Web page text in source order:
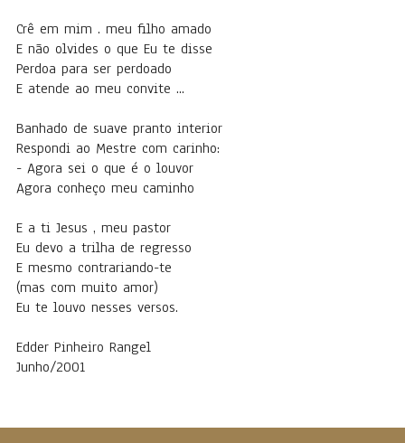
Crê em mim . meu filho amado
E não olvides o que Eu te disse
Perdoa para ser perdoado
E atende ao meu convite ...
Banhado de suave pranto interior
Respondi ao Mestre com carinho:
- Agora sei o que é o louvor
Agora conheço meu caminho
E a ti Jesus , meu pastor
Eu devo a trilha de regresso
E mesmo contrariando-te
(mas com muito amor)
Eu te louvo nesses versos.
Edder Pinheiro Rangel
Junho/2001